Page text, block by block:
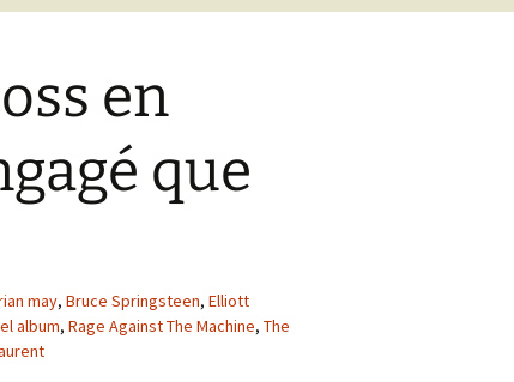
en
que
may, Bruce Springsteen, Elliott
album, Rage Against The Machine, The